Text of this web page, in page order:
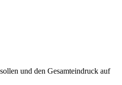
und den Gesamteindruck auf